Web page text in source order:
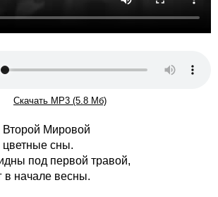
Скачать MP3 (5.8 Мб)
Мировой
сны.
под первой травой,
в начале весны.